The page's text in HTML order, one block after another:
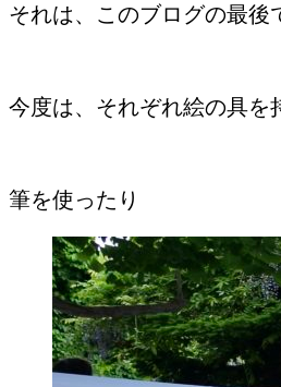
それは、このブログの最後
今度は、それぞれ絵の具を
筆を使ったり